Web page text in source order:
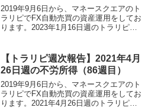
2019年9月6日から、マネースクエアのト
ラリピでFX自動売買の資産運用をしてお
ります。2023年1月16日週のトラリピに
は、617,738円でございました。ト...
【トラリピ週次報告】2021年4月
26日週の不労所得（86週目）
2019年9月6日から、マネースクエアのト
ラリピでFX自動売買の資産運用をしてお
ります。2021年4月26日週のトラリピに